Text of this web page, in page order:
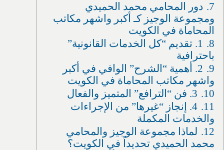
7. دور المحامي محمد الحميدي
ومجموعة الوجيز كـ أكبر واشهر مكاتب
المحاماة في الكويت
8.
1. تقديم “كل الخدمات القانونية”
باحترافية
9.
2. أهمية “الشرح” الوافي في أكبر
واشهر مكاتب المحاماة في الكويت
10.
3. فن “الترافع” المتميز والفعال
11.
4. إنجاز “غيرها” من الإجراءات
والخدمات المكملة
12.
لماذا مجموعة الوجيز والمحامي
محمد الحميدي تحديداً في الكويت؟